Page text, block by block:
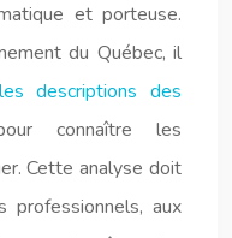
et porteuse.
du Québec, il
descriptions des
connaître les
Cette analyse doit
professionnels, aux